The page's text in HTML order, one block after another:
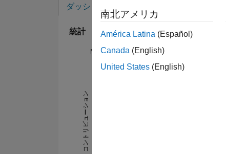
ダッシュボード
統計
MATLAB Answers
コントリビューション
南北アメリカ
América Latina (Español)
Canada (English)
United States (English)